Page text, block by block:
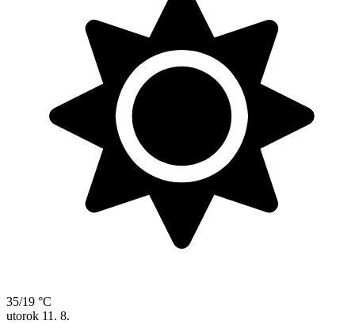
35/19 °C
utorok 11. 8.